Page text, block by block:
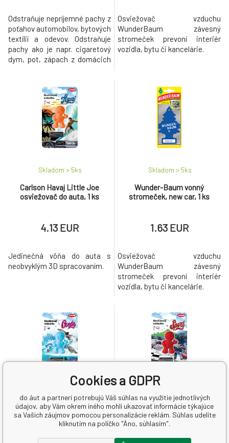
Odstraňuje nepríjemné pachy z
poťahov automobilov, bytových
textílií a odevov. Odstraňuje
pachy ako je napr. cigaretový
dym, pot, zápach z domácich
Osviežovač vzduchu
WunderBaum závesný
stromeček prevoní interiér
vozidla, bytu či kancelárie.
Carlson Havaj Little Joe
osviežovač do auta, 1 ks
Skladom > 5ks
4.13 EUR
Jedinečná vôňa do auta s
neobvyklým 3D spracovaním.
Wunder-Baum vonný
stromeček, new car, 1 ks
Skladom > 5ks
1.63 EUR
Osviežovač vzduchu
WunderBaum závesný
stromeček prevoní interiér
vozidla, bytu či kancelárie.
Carlson Oceán Little Joe
osviežovač do auta, 1 ks
Skladom > 5ks
Carlson Sport Little Joe
osviežovač do auta, 1 ks
Skladom > 5ks
Cookies a GDPR
do áut a partneri potrebujú Váš súhlas na využitie jednotlivých
údajov, aby Vám okrem iného mohli ukazovať informácie týkajúce
sa Vašich záujmov pomocou personalizácie reklám. Súhlas udelíte
kliknutím na políčko "Áno, súhlasím".